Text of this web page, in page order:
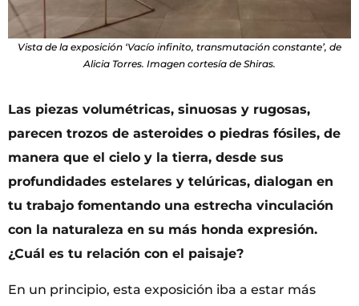
Vista de la exposición ‘Vacío infinito, transmutación constante’, de
Alicia Torres. Imagen cortesía de Shiras.
Las piezas volumétricas, sinuosas y rugosas,
parecen trozos de asteroides o piedras fósiles, de
manera que el cielo y la tierra, desde sus
profundidades estelares y telúricas, dialogan en
tu trabajo fomentando una estrecha vinculación
con la naturaleza en su más honda expresión.
¿Cuál es tu relación con el paisaje?
En un principio, esta exposición iba a estar más